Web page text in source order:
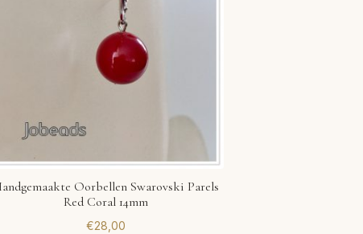
Oorbellen Swarovski Parels
Red Coral 14mm
€28,00